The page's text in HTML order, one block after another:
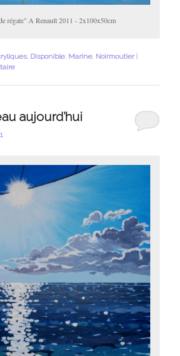
régate" A Renault 2011 - 2x100x50cm
, Disponible, Marine, Noirmoutier
aujourd’hui